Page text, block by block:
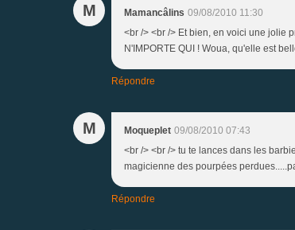
M Mamancâlins 09/08/2010 11:30
<br /> <br /> Et bien, en voici une jolie
N'IMPORTE QUI ! Woua, qu'elle est
Répondre
M Moqueplet 09/08/2010 07:43
<br /> <br /> tu te lances dans les
magicienne des pourpées
Répondre